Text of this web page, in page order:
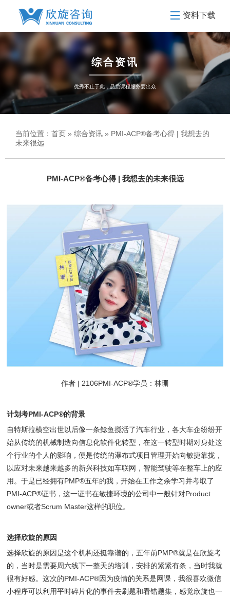
资料下载
综合资讯
优秀不止于此，品质课程服务要出众
当前位置： 首页 » 综合资讯 » PMI-ACP®备考心得 | 我想去的
未来很远
PMI-ACP®备考心得 | 我想去的未来很远
作者 | 2106PMI-ACP®学员：林珊
计划考PMI-ACP®的背景
自特斯拉横空出世以后像一条鲶鱼搅活了汽车行业，各大车企纷纷开
始从传统的机械制造向信息化软件化转型，在这一转型时期对身处这
个行业的个人的影响，便是传统的瀑布式项目管理开始向敏捷靠拢，
以应对未来越来越多的新兴科技如车联网，智能驾驶等在整车上的应
用。于是已经拥有PMP®五年的我，开始在工作之余学习并考取了
PMI-ACP®证书，这一证书在敏捷环境的公司中一般针对Product
owner或者Scrum Master这样的职位。
选择欣旋的原因
选择欣旋的原因是这个机构还挺靠谱的，五年前PMP®就是在欣旋考
的，当时是需要周六线下一整天的培训，安排的紧紧有条，当时我就
很有好感。这次的PMI-ACP®因为疫情的关系是网课，我很喜欢微信
小程序可以利用平时碎片化的事件去刷题和看错题集，感觉欣旋也一